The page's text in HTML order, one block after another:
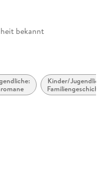
bekannt
Kinder/
/Geschichten